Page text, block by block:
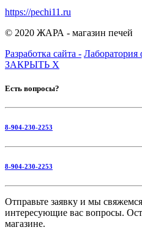
https://pechi11.ru
© 2020 ЖАРА - магазин печей
Разработка сайта - Лаборатория
ЗАКРЫТЬ X
Есть вопросы?
8-904-230-2253
8-904-230-2253
Отправьте заявку и мы
интересующие вас вопросы.
магазине.